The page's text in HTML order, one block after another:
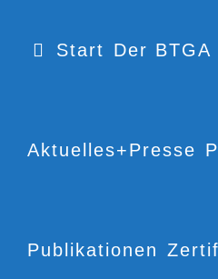
Start Der BTGA
Aktuelles+Presse
Publikationen